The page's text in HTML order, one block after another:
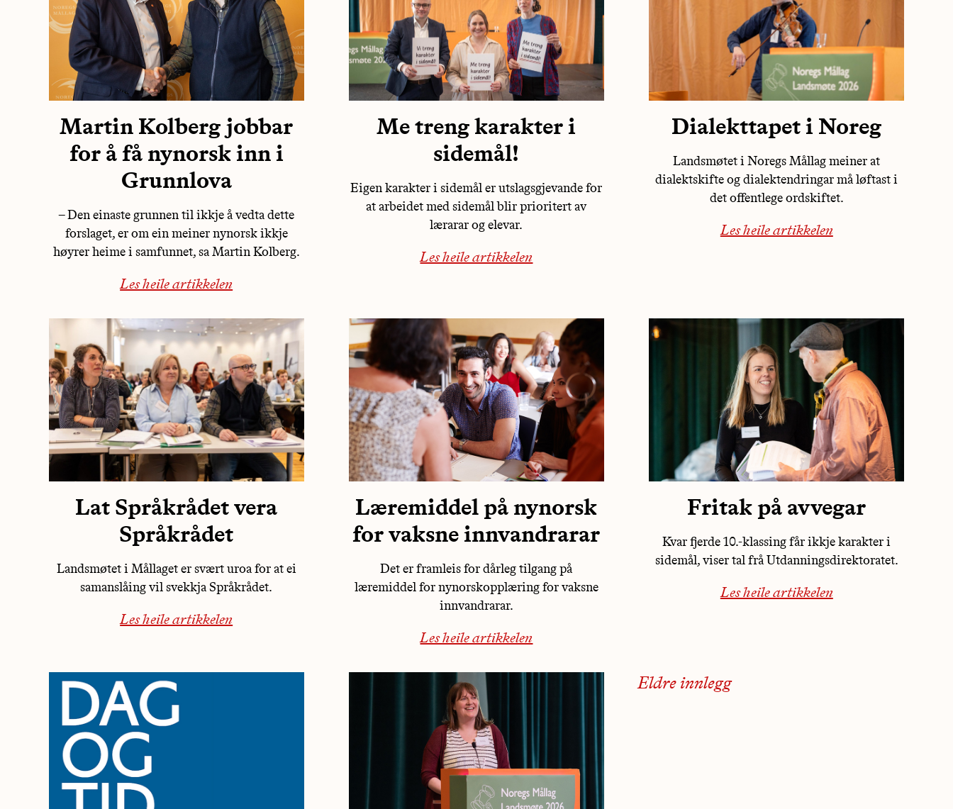
Martin Kolberg jobbar
for å få nynorsk inn i
Grunnlova
– Den einaste grunnen til ikkje å vedta dette
forslaget, er om ein meiner nynorsk ikkje
høyrer heime i samfunnet, sa Martin Kolberg.
Les heile artikkelen
Me treng karakter i
sidemål!
Eigen karakter i sidemål er utslagsgjevande for
at arbeidet med sidemål blir prioritert av
lærarar og elevar.
Les heile artikkelen
Dialekttapet i Noreg
Landsmøtet i Noregs Mållag meiner at
dialektskifte og dialektendringar må løftast i
det offentlege ordskiftet.
Les heile artikkelen
Lat Språkrådet vera
Språkrådet
Landsmøtet i Mållaget er svært uroa for at ei
samanslåing vil svekkja Språkrådet.
Les heile artikkelen
Læremiddel på nynorsk
for vaksne innvandrarar
Det er framleis for dårleg tilgang på
læremiddel for nynorskopplæring for vaksne
innvandrarar.
Les heile artikkelen
Fritak på avvegar
Kvar fjerde 10.-klassing får ikkje karakter i
sidemål, viser tal frå Utdanningsdirektoratet.
Les heile artikkelen
Innleggsnavigasjon
Eldre innlegg